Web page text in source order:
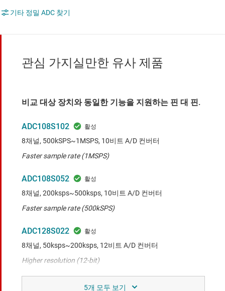
기타 정밀 ADC 찾기
관심 가지실만한 유사 제품
비교 대상 장치와 동일한 기능을 지원하는 핀 대 핀.
ADC108S102
8채널, 500kSPS~1MSPS, 10비트 A/D 컨버터
Faster sample rate (1MSPS)
ADC108S052
8채널, 200ksps~500ksps, 10비트 A/D 컨버터
Faster sample rate (500kSPS)
ADC128S022
8채널, 50ksps~200ksps, 12비트 A/D 컨버터
Higher resolution (12-bit)